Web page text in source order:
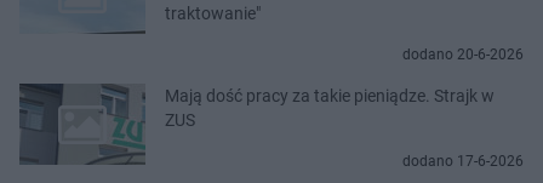
traktowanie"
dodano 20-6-2026
Mają dość pracy za takie pieniądze. Strajk w
ZUS
dodano 17-6-2026